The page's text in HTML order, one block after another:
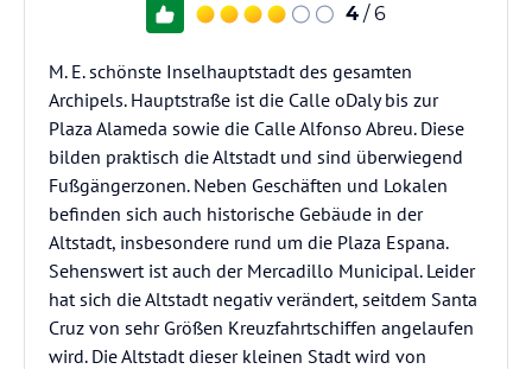
4 / 6
M. E. schönste Inselhauptstadt des gesamten
Archipels. Hauptstraße ist die Calle oDaly bis zur
Plaza Alameda sowie die Calle Alfonso Abreu. Diese
bilden praktisch die Altstadt und sind überwiegend
Fußgängerzonen. Neben Geschäften und Lokalen
befinden sich auch historische Gebäude in der
Altstadt, insbesondere rund um die Plaza Espana.
Sehenswert ist auch der Mercadillo Municipal. Leider
hat sich die Altstadt negativ verändert, seitdem Santa
Cruz von sehr Größen Kreuzfahrtschiffen angelaufen
wird. Die Altstadt dieser kleinen Stadt wird von